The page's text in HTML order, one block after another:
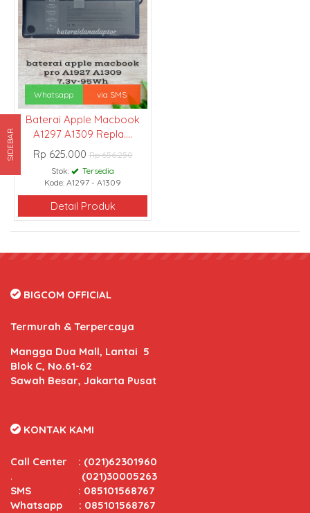
Whatsapp via SMS
Baterai Apple Macbook
A1297 A1309 Repla....
Rp 625.000Rp 656.250
Stok:
Tersedia
Kode: A1297 - A1309
Detail Produk
SIDEBAR
BIGCOM OFFICIAL
Termurah & Terpercaya
Mangga Dua Mall, Lantai 5
Blok C, No.61-62
Sawah Besar, Jakarta Pusat
KONTAK KAMI
Call Center : (021)62301960
. (021)30005263
SMS : 085101568767
Whatsapp : 085101568767